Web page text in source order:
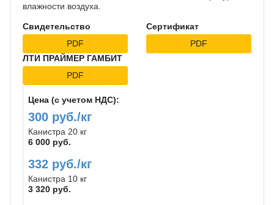
влажности воздуха.
Свидетельство
PDF
Сертификат
PDF
ЛТИ ПРАЙМЕР ГАМБИТ
PDF
Цена (с учетом НДС):
300 руб./кг
Канистра 20 кг
6 000 руб.
332 руб./кг
Канистра 10 кг
3 320 руб.